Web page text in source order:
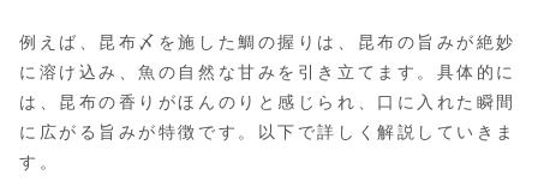
例えば、昆布〆を施した鯛の握りは、昆布の旨みが絶妙
に溶け込み、魚の自然な甘みを引き立てます。具体的に
は、昆布の香りがほんのりと感じられ、口に入れた瞬間
に広がる旨みが特徴です。以下で詳しく解説していきま
す。